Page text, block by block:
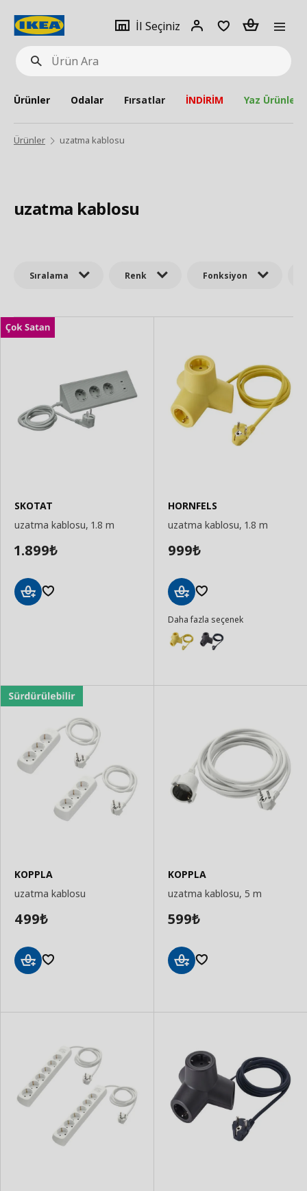
Ürün
Ara
İl Seçiniz
Giriş
Adet
Ürünler Odalar Fırsatlar İNDİRİM Yaz Ürünleri
Ürünler uzatma kablosu
uzatma kablosu
Sıralama Renk Fonksiyon
SKOTAT
uzatma kablosu, 1.8 m
1.899₺
HORNFELS
uzatma kablosu, 1.8 m
999₺
Ekle
Daha fazla seçenek
KOPPLA
uzatma kablosu
499₺
KOPPLA
uzatma kablosu, 5 m
599₺